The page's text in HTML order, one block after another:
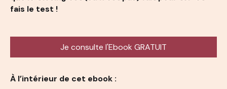
fais le test !
Je consulte l'Ebook GRATUIT
À l’intérieur de cet ebook :